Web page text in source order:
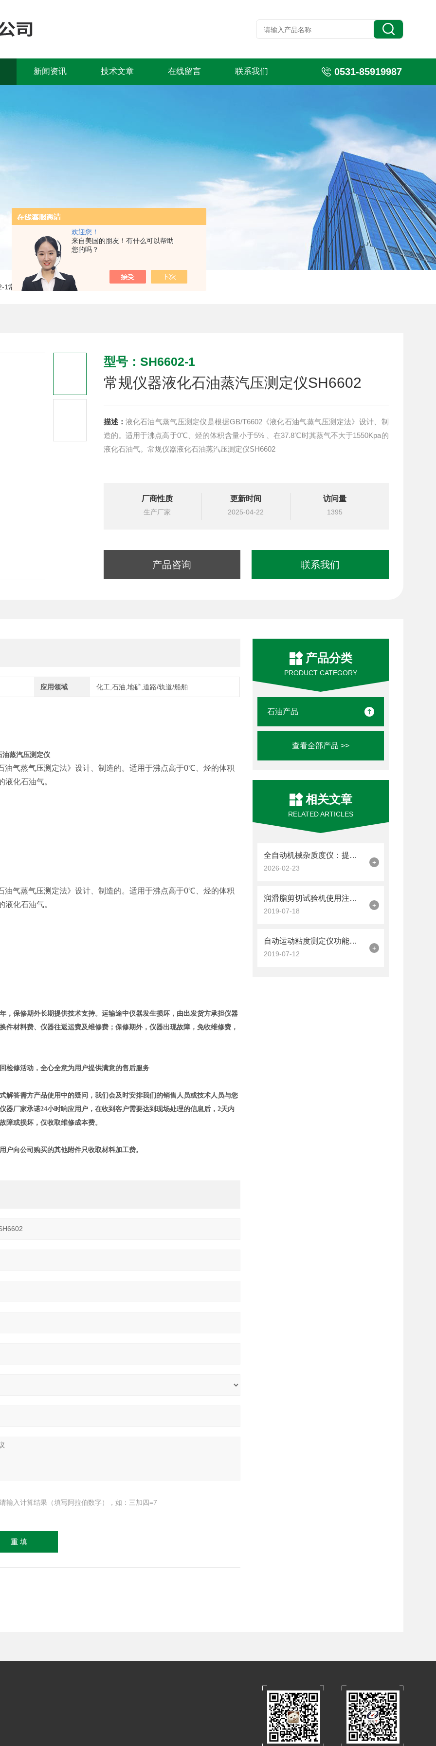
欢迎您！
来自美国的朋友！有什么可以帮助
您的吗？
新闻资讯 技术文章 在线留言 联系我们 0531-85919987
常规仪器液化石油蒸汽压测定仪SH6602
型号：SH6602-1
常规仪器液化石油蒸汽压测定仪SH6602
描述： 液化石油气蒸气压测定仪是根据GB/T6602《液化石油气蒸气压测定法》设计、制
造的。适用于沸点高于0℃、烃的体积含量小于5% 、在37.8℃时其蒸气不大于1550Kpa的
液化石油气。常规仪器液化石油蒸汽压测定仪SH6602
厂商性质
生产厂家
更新时间
2025-04-22
访问量
1395
产品咨询 联系我们
产品分类
PRODUCT CATEGORY
石油产品
查看全部产品 >>
相关文章
RELATED ARTICLES
全自动机械杂质度仪：提升产品纯度的有效检测工具
2026-02-23
+
润滑脂剪切试验机使用注意事项
2019-07-18
+
自动运动粘度测定仪功能介绍
2019-07-12
+
应用领域 化工,石油,地矿,道路/轨道/船舶
油蒸汽压测定仪
油气蒸气压测定法》设计、制造的。适用于沸点高于0℃、烃的体积
液化石油气。
油气蒸气压测定法》设计、制造的。适用于沸点高于0℃、烃的体积
液化石油气。
，保修期外长期提供技术支持。运输途中仪器发生损坏，由出发货方承担仪器
件材料费、仪器往返运费及维修费；保修期外，仪器出现故障，免收维修费，
检修活动，全心全意为用户提供满意的售后服务
解答需方产品使用中的疑问，我们会及时安排我们的销售人员或技术人员与您
仪器厂家承诺24小时响应用户，在收到客户需要达到现场处理的信息后，2天内
障或损坏，仅收取维修成本费。
户向公司购买的其他附件只收取材料加工费。
请输入计算结果（填写阿拉伯数字），如：三加四=7